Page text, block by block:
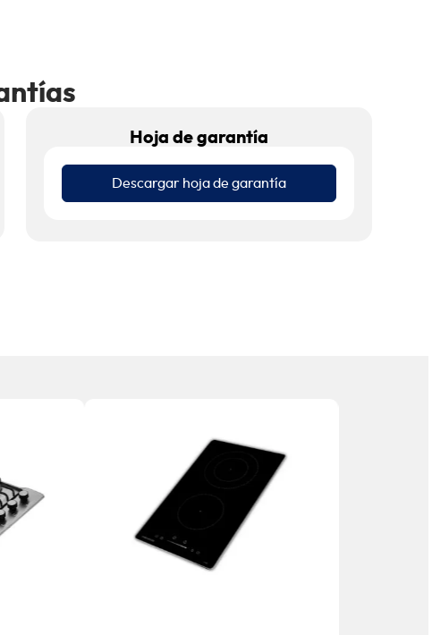
Hoja de garantía
Descargar hoja de garantía